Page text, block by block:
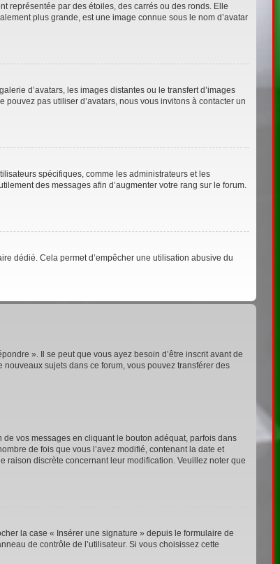
représentée par des étoiles, des carrés ou des ronds. Elle
plus grande, est une image connue sous le nom d’avatar
d’avatars, les images distantes ou le transfert d’images
pas utiliser d’avatars, nous vous invitons à contacter un
spécifiques, comme les administrateurs et les
des messages afin d’augmenter votre rang sur le forum.
dédié. Cela permet d’empêcher une utilisation abusive du
». Il se peut que vous ayez besoin d’être inscrit avant de
sujets dans ce forum, vous pouvez transférer des
vos messages en cliquant le bouton adéquat, parfois dans
de fois que vous l’avez modifié, contenant la date et
raison discrète concernant leur modification. Veuillez noter que
la case « Insérer une signature » depuis le formulaire de
de contrôle de l’utilisateur. Si vous choisissez cette